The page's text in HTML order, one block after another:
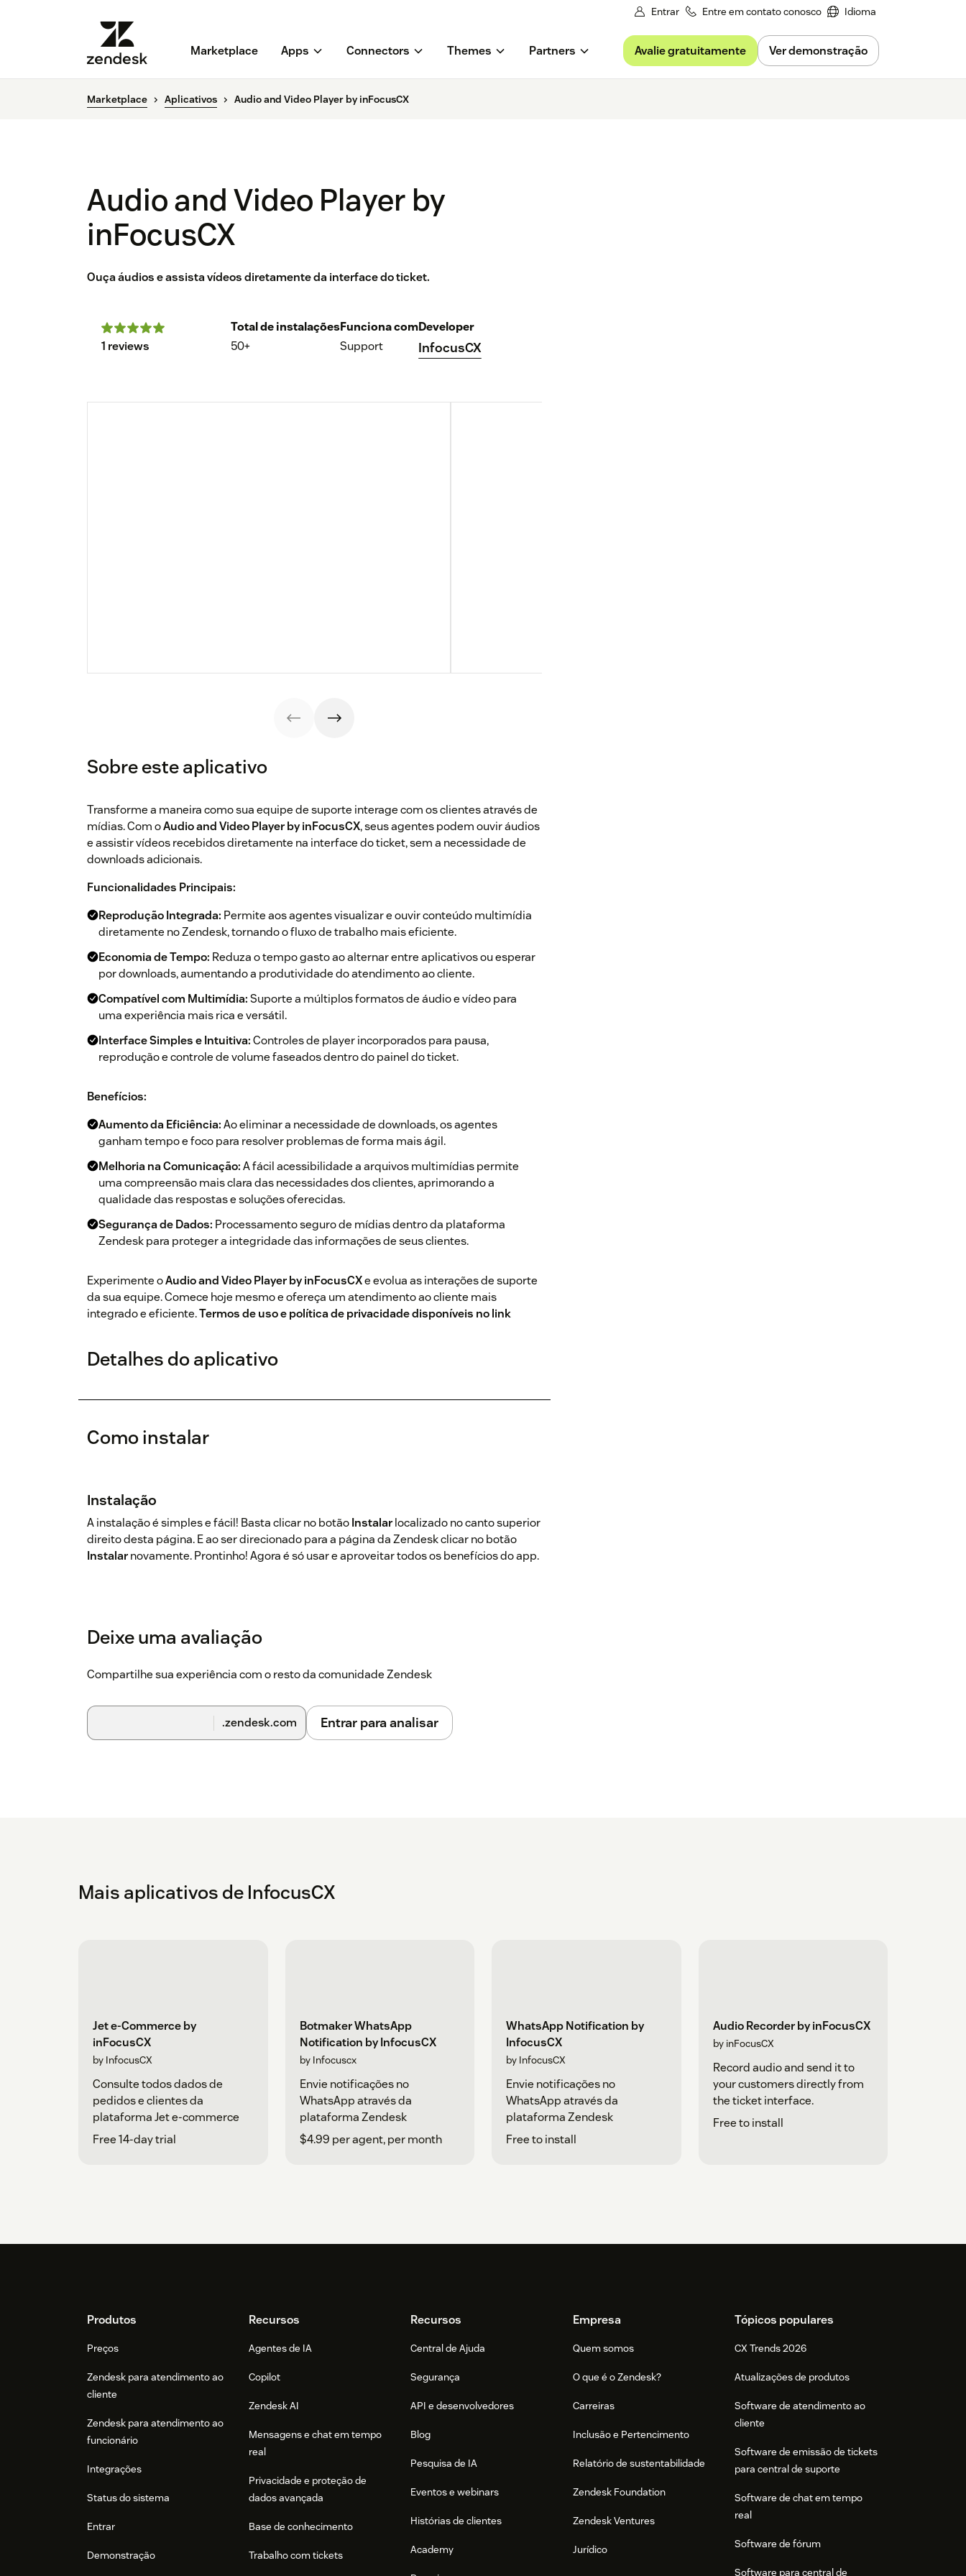
Entrar Entre em contato conosco Idioma
Marketplace Apps Connectors Themes Partners Avalie gratuitamente Ver demonstração
Marketplace Aplicativos Audio and Video Player by inFocusCX
Audio and Video Player by
inFocusCX
Ouça áudios e assista vídeos diretamente da interface do ticket.
1 reviews
Total de instalações
50+
Funciona com
Support
Developer
InfocusCX
Sobre este aplicativo
Transforme a maneira como sua equipe de suporte interage com os clientes através de
mídias. Com oAudio and Video Player by inFocusCX, seus agentes podem ouvir áudios
e assistir vídeos recebidos diretamente na interface do ticket, sem a necessidade de
downloads adicionais.
Funcionalidades Principais:
Reprodução Integrada: Permite aos agentes visualizar e ouvir conteúdo multimídia
diretamente no Zendesk, tornando o fluxo de trabalho mais eficiente.
Economia de Tempo: Reduza o tempo gasto ao alternar entre aplicativos ou esperar
por downloads, aumentando a produtividade do atendimento ao cliente.
Compatível com Multimídia:Suporte a múltiplos formatos de áudio e vídeo para
uma experiência mais rica e versátil.
Interface Simples e Intuitiva:Controles de player incorporados para pausa,
reprodução e controle de volume faseados dentro do painel do ticket.
Benefícios:
Aumento da Eficiência:Ao eliminar a necessidade de downloads, os agentes
ganham tempo e foco para resolver problemas de forma mais ágil.
Melhoria na Comunicação:A fácil acessibilidade a arquivos multimídias permite
uma compreensão mais clara das necessidades dos clientes, aprimorando a
qualidade das respostas e soluções oferecidas.
Segurança de Dados: Processamento seguro de mídias dentro da plataforma
Zendesk para proteger a integridade das informações de seus clientes.
Experimente oAudio and Video Player by inFocusCXe evolua as interações de suporte
da sua equipe. Comece hoje mesmo e ofereça um atendimento ao cliente mais
integrado e eficiente.Termos de uso e política de privacidade disponíveis no link
Detalhes do aplicativo
Como instalar
Instalação
A instalação é simples e fácil! Basta clicar no botãoInstalarlocalizado no canto superior
direito desta página. E ao ser direcionado para a página da Zendesk clicar no botão
Instalarnovamente. Prontinho! Agora é só usar e aproveitar todos os benefícios do app.
Deixe uma avaliação
Compartilhe sua experiência com o resto da comunidade Zendesk
.zendesk.com Entrar para analisar
Mais aplicativos de InfocusCX
Jet e-Commerce by
inFocusCX
by InfocusCX
Consulte todos dados de
pedidos e clientes da
plataforma Jet e-commerce
Free 14-day trial
Botmaker WhatsApp
Notification by InfocusCX
by Infocuscx
Envie notificações no
WhatsApp através da
plataforma Zendesk
$4.99 per agent, per month
WhatsApp Notification by
InfocusCX
by InfocusCX
Envie notificações no
WhatsApp através da
plataforma Zendesk
Free to install
Audio Recorder by inFocusCX
by inFocusCX
Record audio and send it to
your customers directly from
the ticket interface.
Free to install
FooterProdutos
Preços
Zendesk para atendimento ao
cliente
Zendesk para atendimento ao
funcionário
Integrações
Status do sistema
Entrar
Demonstração
Recursos
Agentes de IA
Copilot
Zendesk AI
Mensagens e chat em tempo
real
Privacidade e proteção de
dados avançada
Base de conhecimento
Trabalho com tickets
Recursos
Central de Ajuda
Segurança
API e desenvolvedores
Blog
Pesquisa de IA
Eventos e webinars
Histórias de clientes
Academy
Empresa
Quem somos
O que é o Zendesk?
Carreiras
Inclusão e Pertencimento
Relatório de sustentabilidade
Zendesk Foundation
Zendesk Ventures
Jurídico
Tópicos populares
CX Trends 2026
Atualizações de produtos
Software de atendimento ao
cliente
Software de emissão de tickets
para central de suporte
Software de chat em tempo
real
Software de fórum
Software para central de